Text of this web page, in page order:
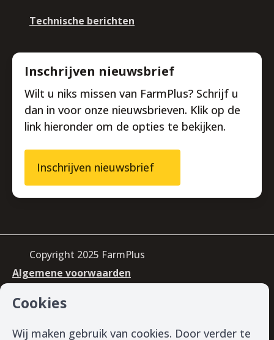
Technische berichten
Inschrijven nieuwsbrief
Wilt u niks missen van FarmPlus? Schrijf u
dan in voor onze nieuwsbrieven. Klik op de
link hieronder om de opties te bekijken.
Inschrijven nieuwsbrief
Copyright 2025 FarmPlus
Algemene voorwaarden
Privacy & cookiebeleid
Disclaimer
Certificaten
Cookies
Wij maken gebruik van cookies. Door verder te